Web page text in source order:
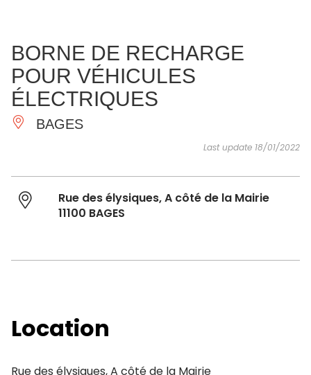
ESSENTIAL
AND
DO
INSPIRATIONS AGENDA
BORNE DE RECHARGE
POUR VÉHICULES
ÉLECTRIQUES
BAGES
Last update 18/01/2022
Rue des élysiques, A côté de la Mairie
11100 BAGES
Location
Rue des élysiques, A côté de la Mairie